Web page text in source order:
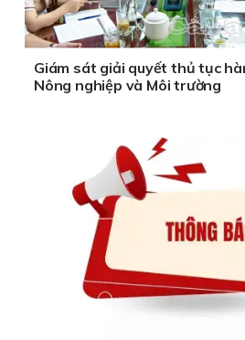
Giám sát giải quyết thủ tục
Nông nghiệp và Môi trường